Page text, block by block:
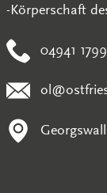
-Körperschaft
04941